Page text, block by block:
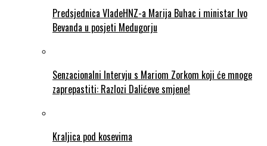
Predsjednica VladeHNZ-a Marija Buhac i ministar Ivo
Bevanda u posjeti Medugorju
Senzacionalni Intervju s Mariom Zorkom koji će mnoge
zaprepastiti: Razlozi Dalićeve smjene!
Kraljica pod kosevima